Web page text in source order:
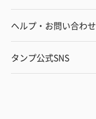
ヘルプ・お問い合わせ
タンプ公式SNS